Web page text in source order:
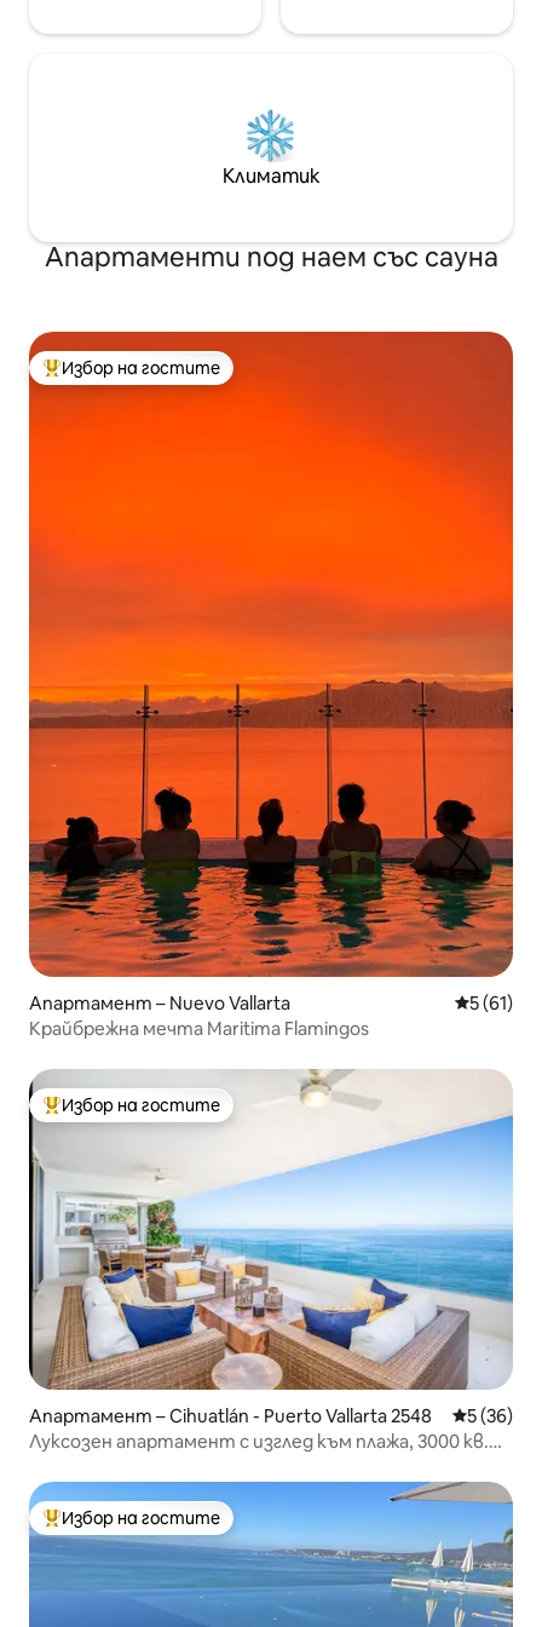
Климатик
Апартаменти под наем със сауна
Най-популярен избор на гостите
Избор на гостите
Апартамент – Nuevo Vallarta Средна
5 (61)
Крайбрежна мечта Maritima Flamingos
Най-популярен избор на гостите
Избор на гостите
Апартамент – Cihuatlán - Puerto Vallarta 2548 Средна
5 (36)
Луксозен апартамент с изглед към плажа, 3000 кв.
Най-популярен избор на гостите
Избор на гостите